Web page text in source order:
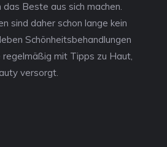
Beste aus sich machen.
sind daher schon lange kein
Schönheitsbehandlungen
mit Tipps zu Haut,
versorgt.